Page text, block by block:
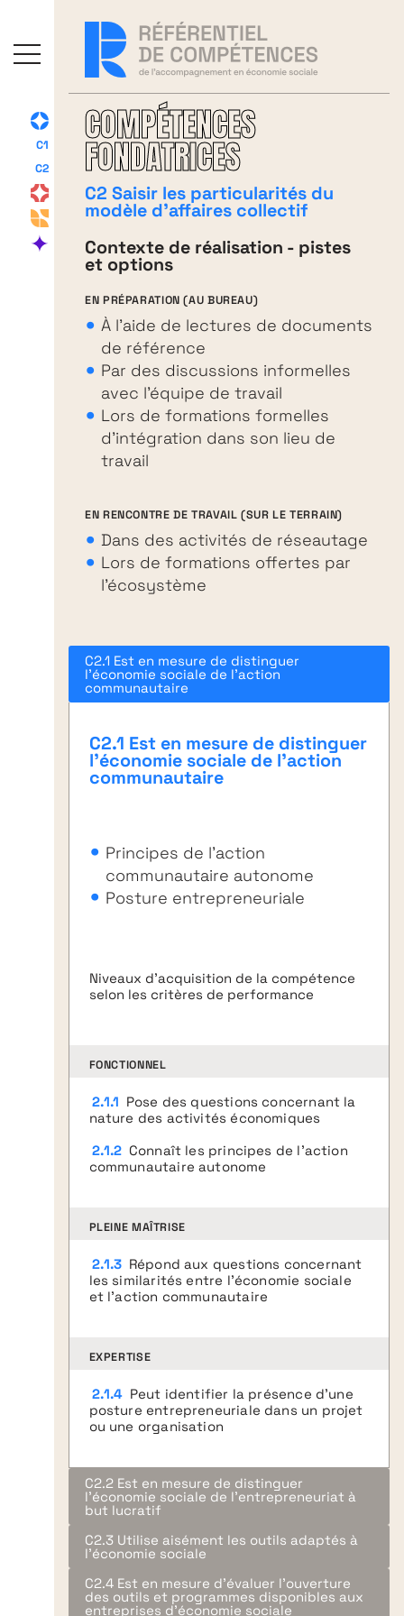
C1
C2
COMPÉTENCES
FONDATRICES
C2 Saisir les particularités du
modèle d’affaires collectif
Contexte de réalisation - pistes
et options
EN PRÉPARATION (AU BUREAU)
À l’aide de lectures de documents
de référence
Par des discussions informelles
avec l’équipe de travail
Lors de formations formelles
d’intégration dans son lieu de
travail
EN RENCONTRE DE TRAVAIL (SUR LE TERRAIN)
Dans des activités de réseautage
Lors de formations offertes par
l’écosystème
C2.1 Est en mesure de distinguer
l’économie sociale de l’action
communautaire
Principes de l’action
communautaire autonome
Posture entrepreneuriale
Niveaux d’acquisition de la compétence
selon les critères de performance
FONCTIONNEL
2.1.1 Pose des questions concernant la
nature des activités économiques
2.1.2 Connaît les principes de l’action
communautaire autonome
PLEINE MAÎTRISE
2.1.3 Répond aux questions concernant
les similarités entre l’économie sociale
et l’action communautaire
EXPERTISE
2.1.4 Peut identifier la présence d’une
posture entrepreneuriale dans un projet
ou une organisation
Ancrage territorial
FONCTIONNEL
avec le choix du type de gouvernance
démocratique
Notions de base concernant
certains aspects légaux et
ﬁscaux propres aux OBNL et aux
FONCTIONNEL